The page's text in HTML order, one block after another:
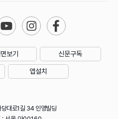
보기 신문구독
앱설치
당대로1길 34 인영빌딩